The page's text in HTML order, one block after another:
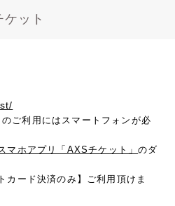
ケット
ご利用にはスマートフォンが必
マホアプリ「AXSチケット」のダ
ード決済のみ】ご利用頂けま